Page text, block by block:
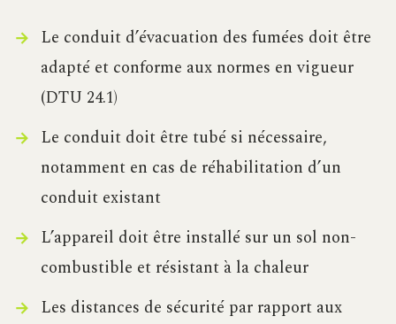
Le conduit d’évacuation des fumées doit être
adapté et conforme aux normes en vigueur
(DTU 24.1)
Le conduit doit être tubé si nécessaire,
notamment en cas de réhabilitation d’un
conduit existant
L’appareil doit être installé sur un sol non-
combustible et résistant à la chaleur
Les distances de sécurité par rapport aux